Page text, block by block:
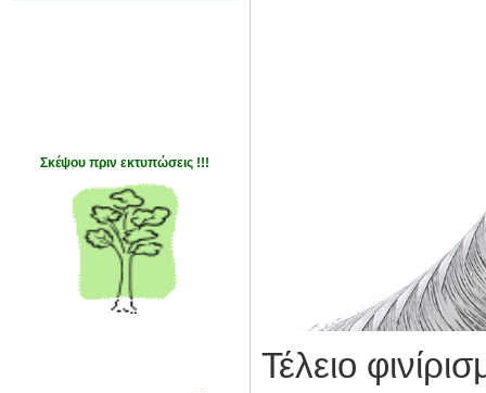
Τέλειο
Σκέψου πριν εκτυπώσεις !!!